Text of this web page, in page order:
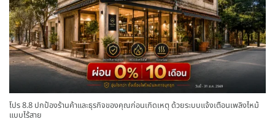
โปร 8.8 ปกป้องร้านค้าและธุรกิจของคุณก่อนเกิดเหตุ ด้วยระบบแจ้งเตือนเพลิงไหม้
แบบไร้สาย